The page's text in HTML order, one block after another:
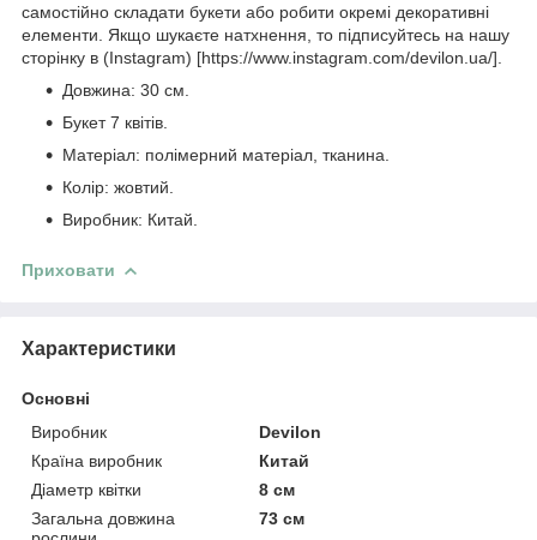
самостійно складати букети або робити окремі декоративні
елементи. Якщо шукаєте натхнення, то підписуйтесь на нашу
сторінку в (Instagram) [https://www.instagram.com/devilon.ua/].
Довжина: 30 см.
Букет 7 квітів.
Матеріал: полімерний матеріал, тканина.
Колір: жовтий.
Виробник: Китай.
Приховати
Характеристики
Основні
Виробник
Devilon
Країна виробник
Китай
Діаметр квітки
8 см
Загальна довжина
73 см